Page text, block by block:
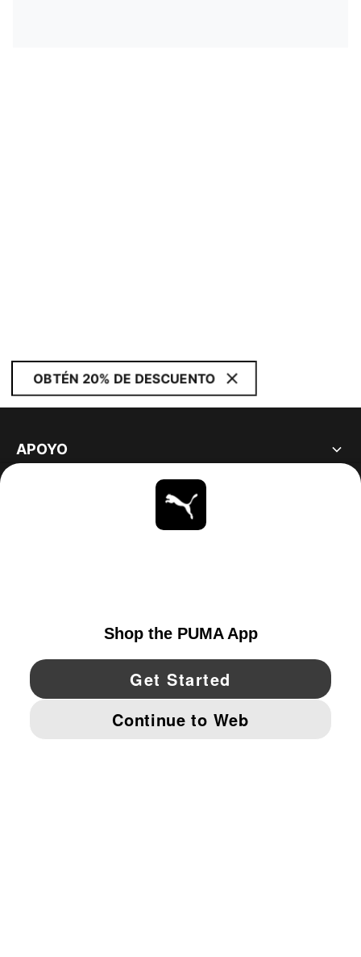
OBTÉN 20% DE DESCUENTO
APOYO
YouTube Twitter Pinterest
IMPRINT AND LEGAL DATA